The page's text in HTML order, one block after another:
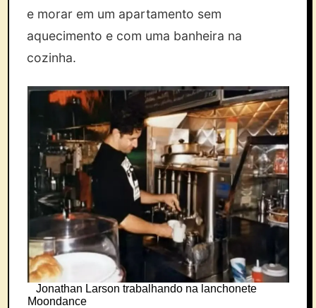
e morar em um apartamento sem
aquecimento e com uma banheira na
cozinha.
Jonathan Larson trabalhando na lanchonete
Moondance